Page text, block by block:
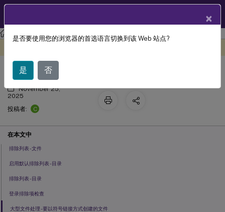
Citrix Virtual Apps and Desktops7 2511 参考
排除策略设置
November 25,
2025
投稿者:
C
在本文中
排除列表 - 文件
启用默认排除列表 - 目录
排除列表 - 目录
登录排除项检查
大型文件处理 - 要以符号链接方式创建的文件
×
是否要使用您的浏览器的首选语言切换到该 Web 站点?
是 否